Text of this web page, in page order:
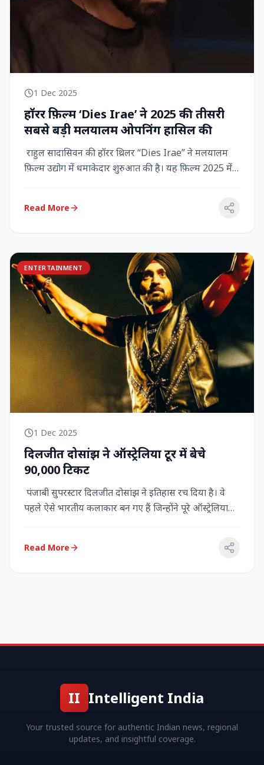
1 Dec 2025
हॉरर फ़िल्म ‘Dies Irae’ ने 2025 की तीसरी
सबसे बड़ी मलयालम ओपनिंग हासिल की
राहुल सादासिवन की हॉरर थ्रिलर “Dies Irae” ने मलयालम
फ़िल्म उद्योग में धमाकेदार शुरुआत की है। यह फ़िल्म 2025 में
Read More
ENTERTAINMENT
1 Dec 2025
दिलजीत दोसांझ ने ऑस्ट्रेलिया टूर में बेचे
90,000 टिकट
पंजाबी सुपरस्टार दिलजीत दोसांझ ने इतिहास रच दिया है। वे
पहले ऐसे भारतीय कलाकार बन गए हैं जिन्होंने पूरे ऑस्ट्रेलिया
Read More
II Intelligent India
Your trusted source for authentic Indian news, regional
updates, and insightful coverage.